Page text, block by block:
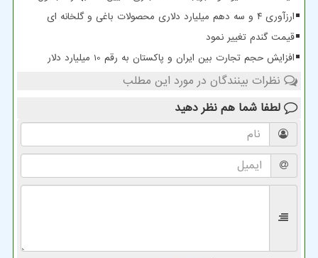
ارزآوری ۴ و سه دهم میلیارد دلاری محصولات باغی و گلخانه ای
قیمت گندم تغییر نمود
افزایش حجم تجارت بین ایران و پاکستان به رقم 10 میلیارد دلار
نظرات بینندگان در مورد این مطلب
لطفا شما هم نظر دهید